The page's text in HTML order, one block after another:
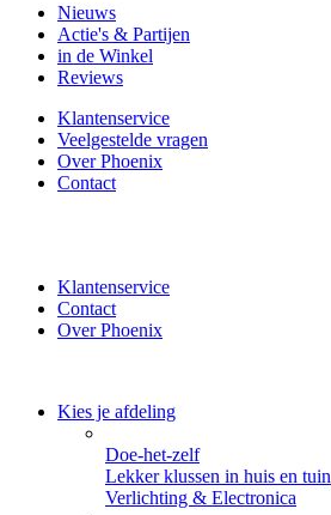
Nieuws
Actie's & Partijen
in de Winkel
Reviews
Klantenservice
Veelgestelde vragen
Over Phoenix
Contact
Klantenservice
Contact
Over Phoenix
Kies je afdeling
Doe-het-zelf
Lekker klussen in huis en tuin
Verlichting & Electronica